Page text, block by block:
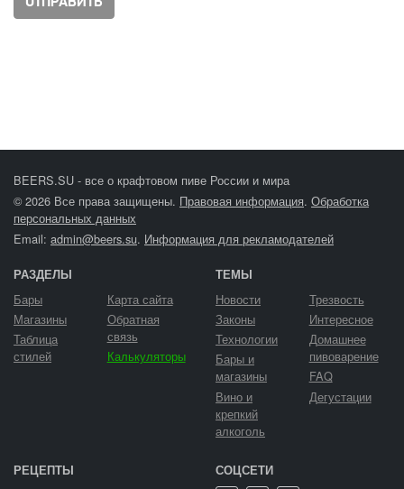
BEERS.SU - все о крафтовом пиве России и мира
© 2026 Все права защищены. Правовая информация. Обработка
персональных данных
Email: admin@beers.su. Информация для рекламодателей
РАЗДЕЛЫ
Бары
Магазины
Таблица
стилей
Карта сайта
Обратная
связь
Калькуляторы
ТЕМЫ
Новости
Законы
Технологии
Бары и
магазины
Вино и
крепкий
алкоголь
Трезвость
Интересное
Домашнее
пивоварение
FAQ
Дегустации
РЕЦЕПТЫ СОЦСЕТИ